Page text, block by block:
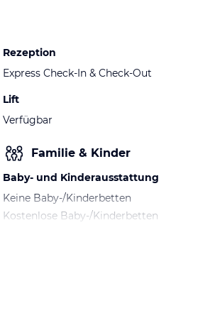
Rezeption
Express Check-In & Check-Out
Lift
Verfügbar
Familie & Kinder
Baby- und Kinderausstattung
Keine Baby-/Kinderbetten
Kostenlose Baby-/Kinderbetten